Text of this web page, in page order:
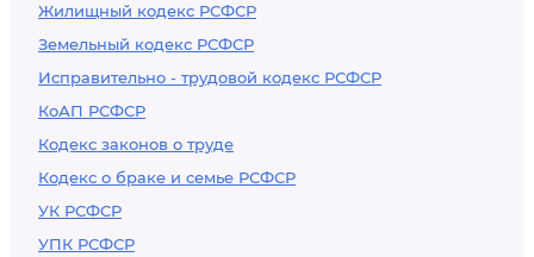
Жилищный кодекс РСФСР
Земельный кодекс РСФСР
Исправительно - трудовой кодекс РСФСР
КоАП РСФСР
Кодекс законов о труде
Кодекс о браке и семье РСФСР
УК РСФСР
УПК РСФСР